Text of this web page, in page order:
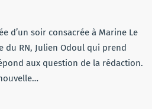
d’un soir consacrée à Marine Le
du RN, Julien Odoul qui prend
aux question de la rédaction.
nouvelle…